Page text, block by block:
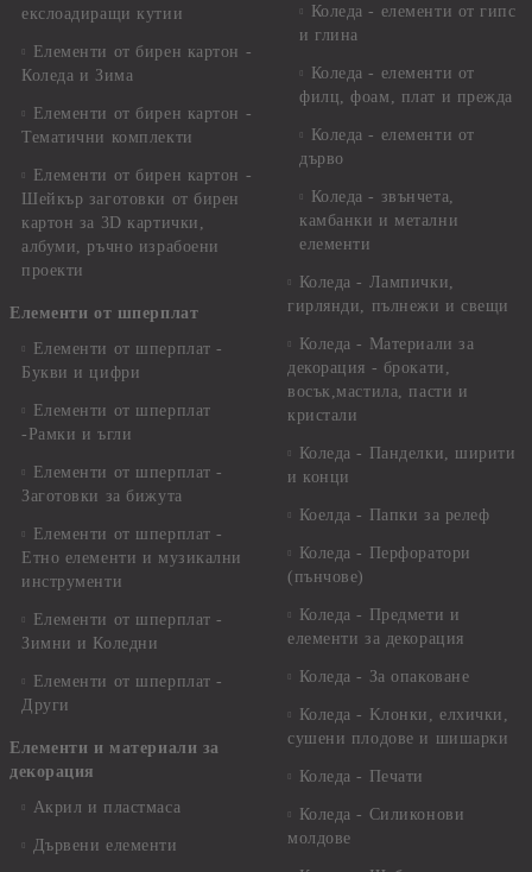
екслоадиращи кутии
Елементи от бирен картон -
Коледа и Зима
Елементи от бирен картон -
Тематични комплекти
Елементи от бирен картон -
Шейкър заготовки от бирен
картон за 3D картички,
албуми, ръчно израбоени
проекти
Елементи от шперплат
Елементи от шперплат -
Букви и цифри
Елементи от шперплат
-Рамки и ъгли
Елементи от шперплат -
Заготовки за бижута
Елементи от шперплат -
Етно елементи и музикални
инструменти
Елементи от шперплат -
Зимни и Коледни
Елементи от шперплат -
Други
Елементи и материали за
декорация
Акрил и пластмаса
Дървени елементи
Коледа - елементи от гипс
и глина
Коледа - елементи от
филц, фоам, плат и прежда
Коледа - елементи от
дърво
Коледа - звънчета,
камбанки и метални
елементи
Коледа - Лампички,
гирлянди, пълнежи и свещи
Коледа - Материали за
декорация - брокати,
восък,мастила, пасти и
кристали
Коледа - Панделки, ширити
и конци
Коелда - Папки за релеф
Коледа - Перфоратори
(пънчове)
Коледа - Предмети и
елементи за декорация
Коледа - За опаковане
Коледа - Kлонки, елхички,
сушени плодове и шишарки
Коледа - Печати
Коледа - Силиконови
молдове